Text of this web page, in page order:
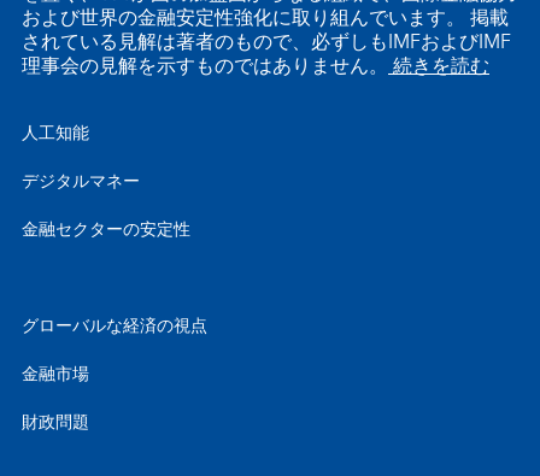
および世界の金融安定性強化に取り組んでいます。 掲載
されている見解は著者のもので、必ずしもIMFおよびIMF
理事会の見解を示すものではありません。 続きを読む
人工知能
デジタルマネー
金融セクターの安定性
グローバルな経済の視点
金融市場
財政問題